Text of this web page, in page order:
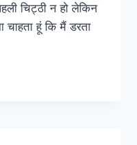
चिट्ठी न हो लेकिन
चाहता हूं कि मैं डरता